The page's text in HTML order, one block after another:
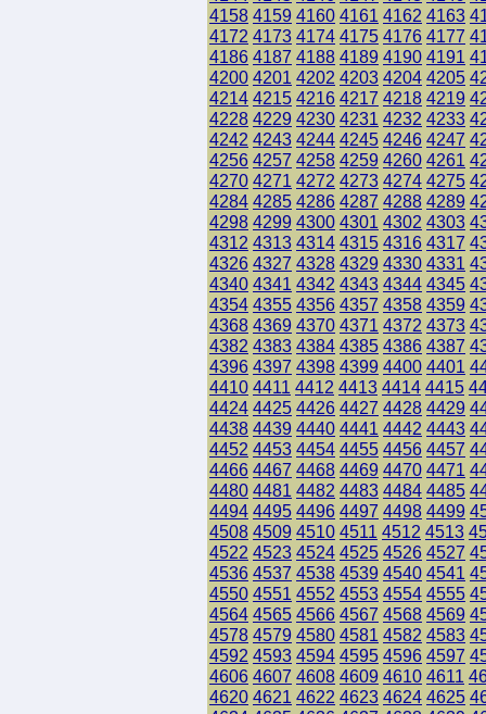
4158 4159 4160 4161 4162 4163
4172 4173 4174 4175 4176 4177
4186 4187 4188 4189 4190 4191
4200 4201 4202 4203 4204 4205
4214 4215 4216 4217 4218 4219
4228 4229 4230 4231 4232 4233
4242 4243 4244 4245 4246 4247
4256 4257 4258 4259 4260 4261
4270 4271 4272 4273 4274 4275
4284 4285 4286 4287 4288 4289
4298 4299 4300 4301 4302 4303
4312 4313 4314 4315 4316 4317
4326 4327 4328 4329 4330 4331
4340 4341 4342 4343 4344 4345
4354 4355 4356 4357 4358 4359
4368 4369 4370 4371 4372 4373
4382 4383 4384 4385 4386 4387
4396 4397 4398 4399 4400 4401
4410 4411 4412 4413 4414 4415
4424 4425 4426 4427 4428 4429
4438 4439 4440 4441 4442 4443
4452 4453 4454 4455 4456 4457
4466 4467 4468 4469 4470 4471
4480 4481 4482 4483 4484 4485
4494 4495 4496 4497 4498 4499
4508 4509 4510 4511 4512 4513
4522 4523 4524 4525 4526 4527
4536 4537 4538 4539 4540 4541
4550 4551 4552 4553 4554 4555
4564 4565 4566 4567 4568 4569
4578 4579 4580 4581 4582 4583
4592 4593 4594 4595 4596 4597
4606 4607 4608 4609 4610 4611
4620 4621 4622 4623 4624 4625